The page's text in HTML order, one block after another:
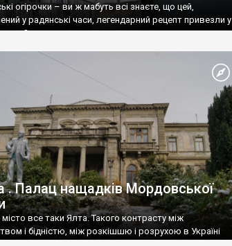
огірочки – ви ж мабуть всі знаєте, що цей,
у радянські часи, легендарний рецепт привезли у
. Палац нащадків Мордовської
все таки Ялта. Такого контрасту між
і бідністю, між розкішшю і розрухою в Україні